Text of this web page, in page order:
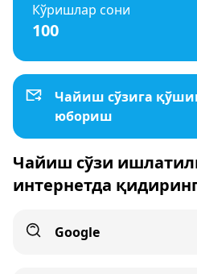
Кўришлар сони
100
Чайиш сўзига
юбориш
Чайиш сўзи
интернетда
Google